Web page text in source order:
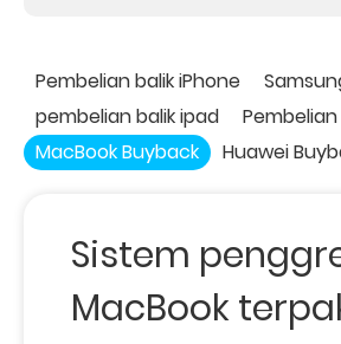
Pembelian balik iPhone
pembelian balik ipad
MacBook Buyback
Huawei
Sistem
MacBook